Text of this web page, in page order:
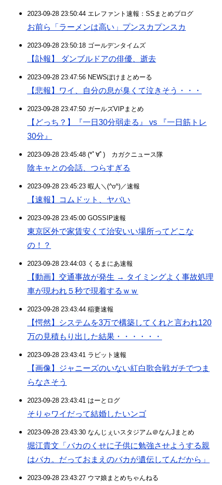
2023-09-28 23:50:44 エレファント速報：SSまとめブログ
お前ら「ラーメンは高い」プンスカプンスカ
2023-09-28 23:50:18 ゴールデンタイムズ
【訃報】 ダンブルドアの俳優、逝去
2023-09-28 23:47:56 NEWSぽけまとめーる
【悲報】ワイ、自分の息が臭くて泣きそう・・・
2023-09-28 23:47:50 ガールズVIPまとめ
【どっち？】『一日30分弱走る』 vs 『一日筋トレ
30分』
2023-09-28 23:45:48 (*ﾟ∀ﾟ)ゞカガクニュース隊
陰キャとの会話、つらすぎる
2023-09-28 23:45:23 暇人＼(^o^)／速報
【速報】コムドット、ヤバい
2023-09-28 23:45:00 GOSSIP速報
東京区外で家賃安くて治安いい場所ってどこな
の！？
2023-09-28 23:44:03 くるまにあ速報
【動画】交通事故が発生 → タイミングよく事故処理
車が現われ５秒で現着するｗｗ
2023-09-28 23:43:44 稲妻速報
【愕然】システムを3万で構築してくれと言われ120
万の見積もり出した結果・・・・・・
2023-09-28 23:43:41 ラビット速報
【画像】ジャニーズのいない紅白歌合戦ガチでつま
らなさそう
2023-09-28 23:43:41 はーとログ
そりゃワイだって結婚したいンゴ
2023-09-28 23:43:30 なんじぇいスタジアム＠なんJまとめ
堀江貴文「バカのくせに子供に勉強させようする親
はバカ。だっておまえのバカが遺伝してんだから」
2023-09-28 23:43:27 ウマ娘まとめちゃんねる